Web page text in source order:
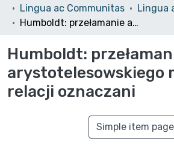
Lingua ac Communitas
Humboldt: przełamanie arystotelesowskiego modelu relacji oznaczani
Humboldt:
arystotelesowskiego
relacji oznaczani
Simple item page